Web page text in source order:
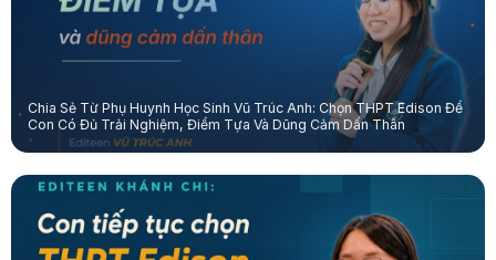
Chia Sẻ Từ Phụ Huynh Học Sinh Vũ Trúc Anh: Chọn THPT Edison Để
Con Có Đủ Trải Nghiệm, Điểm Tựa Và Dũng Cảm Dấn Thân